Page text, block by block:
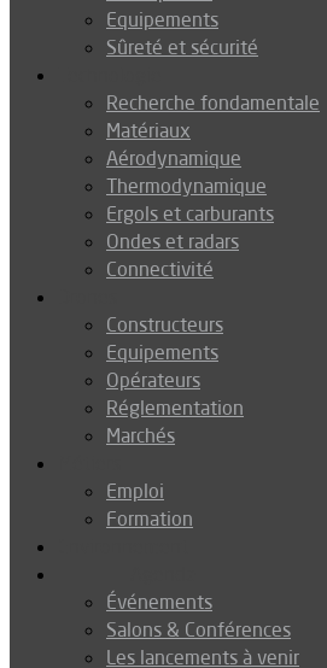
Equipements
Sûreté et sécurité
Recherche fondamentale
Matériaux
Aérodynamique
Thermodynamique
Ergols et carburants
Ondes et radars
Connectivité
Constructeurs
Equipements
Opérateurs
Réglementation
Marchés
Emploi
Formation
Événements
Salons & Conférences
Les lancements à venir